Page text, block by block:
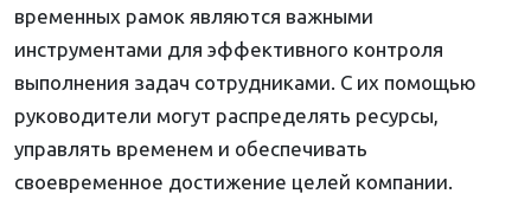
временных рамок являются важными
инструментами для эффективного контроля
выполнения задач сотрудниками. С их помощью
руководители могут распределять ресурсы,
управлять временем и обеспечивать
своевременное достижение целей компании.